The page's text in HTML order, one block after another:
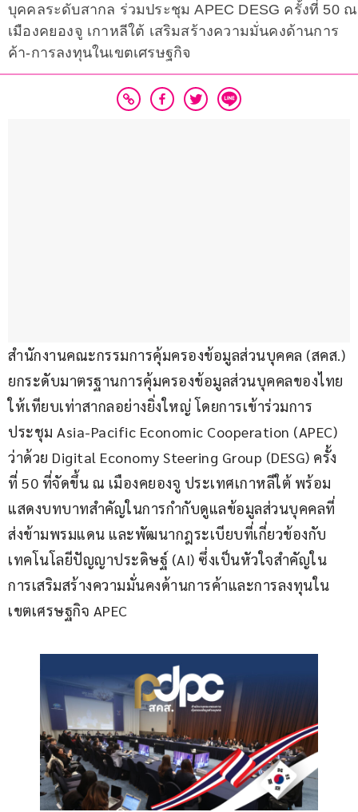
บุคคลระดับสากล ร่วมประชุม APEC DESG ครั้งที่ 50 ณ
เมืองคยองจู เกาหลีใต้ เสริมสร้างความมั่นคงด้านการ
ค้า-การลงทุนในเขตเศรษฐกิจ
สำนักงานคณะกรรมการคุ้มครองข้อมูลส่วนบุคคล (สคส.)
ยกระดับมาตรฐานการคุ้มครองข้อมูลส่วนบุคคลของไทย
ให้เทียบเท่าสากลอย่างยิ่งใหญ่ โดยการเข้าร่วมการ
ประชุม Asia-Pacific Economic Cooperation (APEC)
ว่าด้วย Digital Economy Steering Group (DESG) ครั้ง
ที่ 50 ที่จัดขึ้น ณ เมืองคยองจู ประเทศเกาหลีใต้ พร้อม
แสดงบทบาทสำคัญในการกำกับดูแลข้อมูลส่วนบุคคลที่
ส่งข้ามพรมแดน และพัฒนากฎระเบียบที่เกี่ยวข้องกับ
เทคโนโลยีปัญญาประดิษฐ์ (AI) ซึ่งเป็นหัวใจสำคัญใน
การเสริมสร้างความมั่นคงด้านการค้าและการลงทุนใน
เขตเศรษฐกิจ APEC